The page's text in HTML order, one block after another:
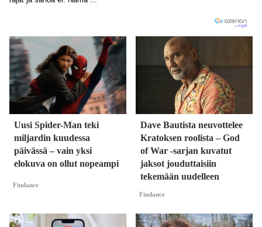
Uusi Spider-Man teki
miljardin kuudessa
päivässä – vain yksi
elokuva on ollut nopeampi
Findance
Dave Bautista neuvottelee
Kratoksen roolista – God
of War -sarjan kuvatut
jaksot jouduttaisiin
tekemään uudelleen
Findance